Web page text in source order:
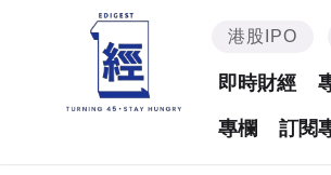
港股IPO
即時財經
專欄 訂閱